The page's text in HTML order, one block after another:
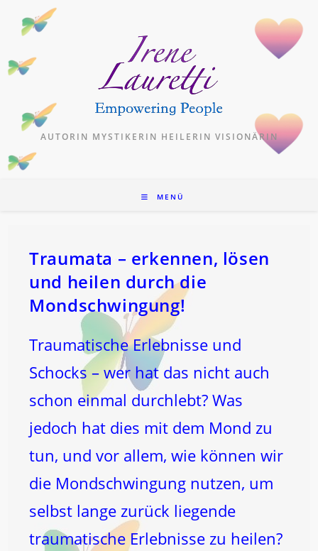
Inhalt
AUTORIN MYSTIKERIN HEILERIN VISIONÄRIN
MENÜ
Traumata – erkennen, lösen
und heilen durch die
Mondschwingung!
Traumatische Erlebnisse und
Schocks – wer hat das nicht auch
schon einmal durchlebt? Was
jedoch hat dies mit dem Mond zu
tun, und vor allem, wie können wir
die Mondschwingung nutzen, um
selbst lange zurück liegende
traumatische Erlebnisse zu heilen?